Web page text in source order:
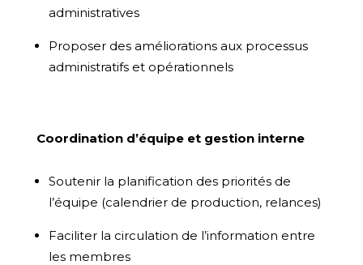
administratives
Proposer des améliorations aux processus
administratifs et opérationnels
Coordination d’équipe et gestion interne
Soutenir la planification des priorités de
l’équipe (calendrier de production, relances)
Faciliter la circulation de l’information entre
les membres